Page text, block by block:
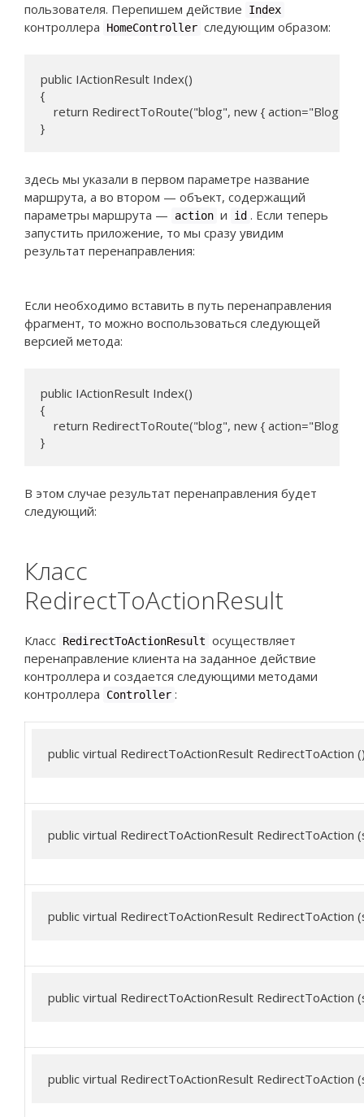
пользователя. Перепишем действие
Index
контроллера HomeController следующим образом:
public IActionResult Index()
{
return RedirectToRoute("blog", new {
}
здесь мы указали в первом параметре название
маршрута, а во втором — объект, содержащий
параметры маршрута —
action и id . Если теперь
запустить приложение, то мы сразу увидим
результат перенаправления:
Если необходимо вставить в путь перенаправления
фрагмент, то можно воспользоваться следующей
версией метода:
public IActionResult Index()
{
return RedirectToRoute("blog", new {
}
В этом случае результат перенаправления будет
следующий:
Класс
RedirectToActionResult
Класс RedirectToActionResult осуществляет
перенаправление клиента на заданное действие
контроллера и создается следующими методами
контроллера
Controller :
public virtual RedirectToActionResult RedirectToAction
public virtual RedirectToActionResult RedirectToAction
public virtual RedirectToActionResult RedirectToAction
public virtual RedirectToActionResult RedirectToAction
public virtual RedirectToActionResult RedirectToAction